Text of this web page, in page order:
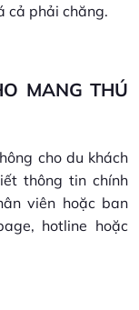
cả phải chăng.
MANG THÚ
cho du khách
thông tin chính
viên hoặc ban
hotline hoặc